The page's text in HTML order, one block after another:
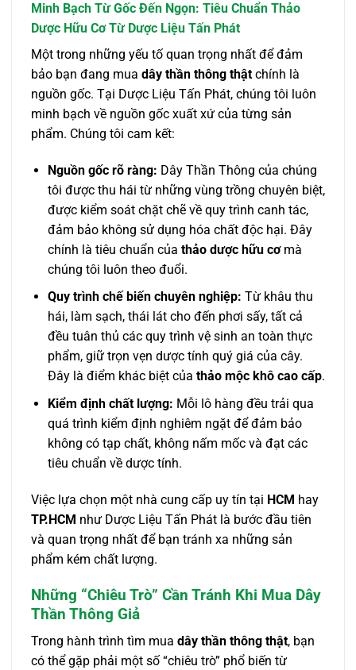
Minh Bạch Từ Gốc Đến Ngọn: Tiêu Chuẩn Thảo
Dược Hữu Cơ Từ Dược Liệu Tấn Phát
Một trong những yếu tố quan trọng nhất để đảm
bảo bạn đang mua dây thần thông thật chính là
nguồn gốc. Tại Dược Liệu Tấn Phát, chúng tôi luôn
minh bạch về nguồn gốc xuất xứ của từng sản
phẩm. Chúng tôi cam kết:
Nguồn gốc rõ ràng: Dây Thần Thông của chúng
tôi được thu hái từ những vùng trồng chuyên biệt,
được kiểm soát chặt chẽ về quy trình canh tác,
đảm bảo không sử dụng hóa chất độc hại. Đây
chính là tiêu chuẩn của thảo dược hữu cơmà
chúng tôi luôn theo đuổi.
Quy trình chế biến chuyên nghiệp: Từ khâu thu
hái, làm sạch, thái lát cho đến phơi sấy, tất cả
đều tuân thủ các quy trình vệ sinh an toàn thực
phẩm, giữ trọn vẹn dược tính quý giá của cây.
Đây là điểm khác biệt của thảo mộc khô cao cấp.
Kiểm định chất lượng: Mỗi lô hàng đều trải qua
quá trình kiểm định nghiêm ngặt để đảm bảo
không có tạp chất, không nấm mốc và đạt các
tiêu chuẩn về dược tính.
Việc lựa chọn một nhà cung cấp uy tín tại HCM hay
TP.HCM như Dược Liệu Tấn Phát là bước đầu tiên
và quan trọng nhất để bạn tránh xa những sản
phẩm kém chất lượng.
Những “Chiêu Trò” Cần Tránh Khi Mua Dây
Thần Thông Giả
Trong hành trình tìm mua dây thần thông thật, bạn
có thể gặp phải một số “chiêu trò” phổ biến từ